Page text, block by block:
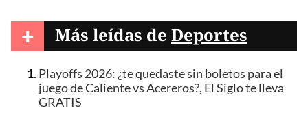
+ Más leídas de Deportes
Playoffs 2026: ¿te quedaste sin boletos para el
juego de Caliente vs Acereros?, El Siglo te lleva
GRATIS